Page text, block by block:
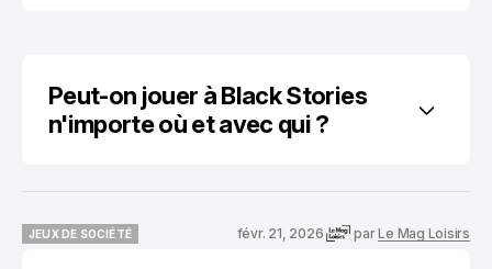
Peut-on jouer à Black Stories
n'importe où et avec qui ?
JEUX DE SOCIÉTÉ
févr. 21, 2026 parLe Mag Loisirs